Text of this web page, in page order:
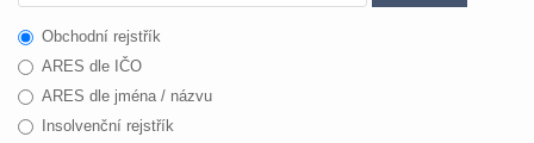
Obchodní rejstřík
ARES dle IČO
ARES dle jména / názvu
Insolvenční rejstřík